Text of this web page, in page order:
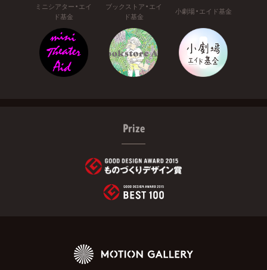
ミニシアター・エイ
ド基金
ブックストア・エイ
ド基金
小劇場・エイド基金
Prize